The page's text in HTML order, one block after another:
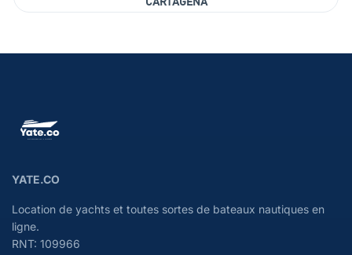
YATE.CO
Location de yachts et toutes sortes de bateaux nautiques en
ligne.
RNT: 109966